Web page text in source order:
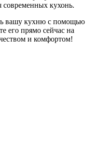
современных кухонь.
вашу кухню с помощью
его прямо сейчас на
и комфортом!